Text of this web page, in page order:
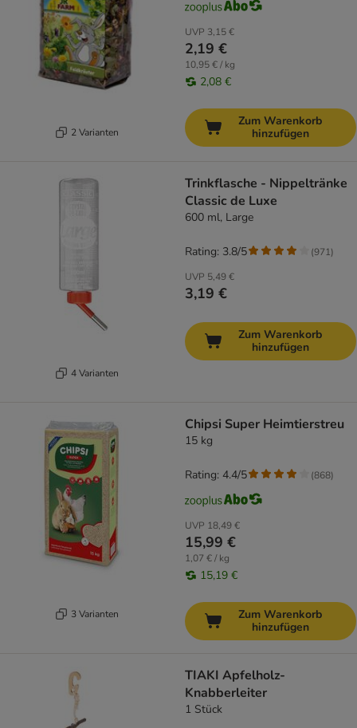
2 Varianten
UVP 3,15 €
2,19 €
10,95 € / kg
2,08 €
Zum Warenkorb
hinzufügen
4 Varianten
Trinkflasche - Nippeltränke
Classic de Luxe
600 ml, Large
UVP 5,49 €
3,19 €
Rating: 3.8/5 (971)
Zum Warenkorb
hinzufügen
3 Varianten
Chipsi Super Heimtierstreu
15 kg
UVP 18,49 €
15,99 €
1,07 € / kg
15,19 €
Rating: 4.4/5 (868)
Zum Warenkorb
hinzufügen
TIAKI Apfelholz-
Knabberleiter
1 Stück